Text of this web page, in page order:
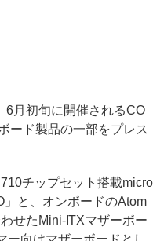
月初旬に開催されるCO
ード製品の一部をプレス
チップセット搭載micro
と、オンボードのAtom
せたMini-ITXマザーボー